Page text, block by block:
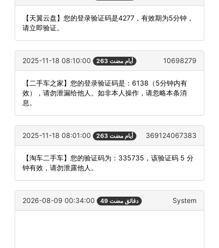
【天翼云盘】您的登录验证码是4277，有效期为5分钟，
请立即验证。
2025-11-18 08:10:00 263 أيام مضت 10698279
【二手车之家】您的登录验证码是：6138（5分钟内有
效），请勿泄漏给他人。如非本人操作，请忽略本条消
息。
2025-11-18 08:01:00 263 أيام مضت 369124067383
【淘车二手车】您的验证码为：335735，该验证码 5 分
钟有效，请勿泄露他人。
2026-08-09 00:34:00 49 دقائق مضت System